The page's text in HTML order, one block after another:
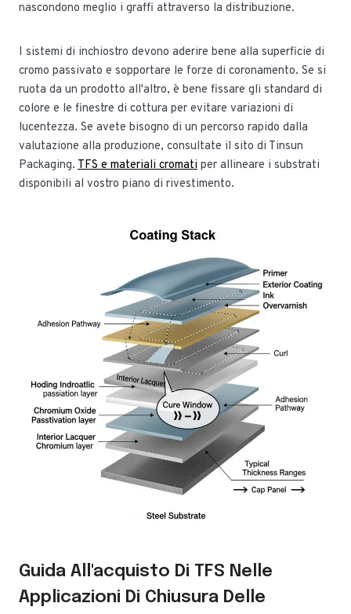
nascondono meglio i graffi attraverso la distribuzione.
I sistemi di inchiostro devono aderire bene alla superficie di
cromo passivato e sopportare le forze di coronamento. Se si
ruota da un prodotto all'altro, è bene fissare gli standard di
colore e le finestre di cottura per evitare variazioni di
lucentezza. Se avete bisogno di un percorso rapido dalla
valutazione alla produzione, consultate il sito di Tinsun
Packaging. TFS e materiali cromati per allineare i substrati
disponibili al vostro piano di rivestimento.
Guida All'acquisto Di TFS Nelle
Applicazioni Di Chiusura Delle